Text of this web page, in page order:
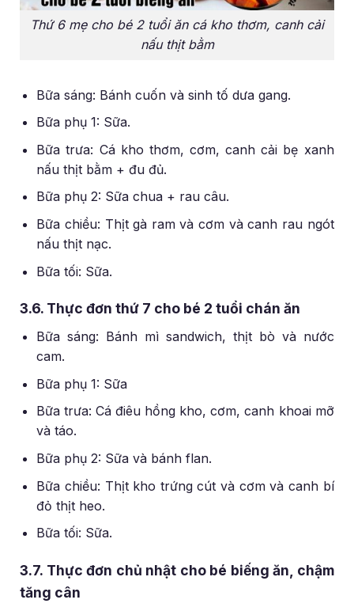
Thứ 6 mẹ cho bé 2 tuổi ăn cá kho thơm, canh cải
nấu thịt bằm
Bữa sáng: Bánh cuốn và sinh tố dưa gang.
Bữa phụ 1: Sữa.
Bữa trưa: Cá kho thơm, cơm, canh cải bẹ xanh
nấu thịt bằm + đu đủ.
Bữa phụ 2: Sữa chua + rau câu.
Bữa chiều: Thịt gà ram và cơm và canh rau ngót
nấu thịt nạc.
Bữa tối: Sữa.
3.6. Thực đơn thứ 7 cho bé 2 tuổi chán ăn
Bữa sáng: Bánh mì sandwich, thịt bò và nước
cam.
Bữa phụ 1: Sữa
Bữa trưa: Cá điêu hồng kho, cơm, canh khoai mỡ
và táo.
Bữa phụ 2: Sữa và bánh flan.
Bữa chiều: Thịt kho trứng cút và cơm và canh bí
đỏ thịt heo.
Bữa tối: Sữa.
3.7. Thực đơn chủ nhật cho bé biếng ăn, chậm
tăng cân